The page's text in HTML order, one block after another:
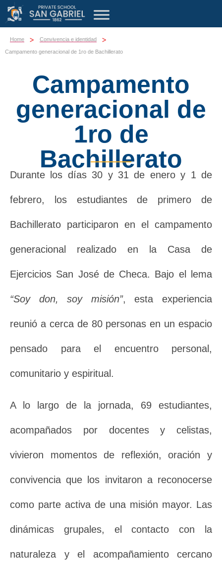
Home > Convivencia e identidad >
Campamento generacional de 1ro de Bachillerato
Campamento
generacional de
1ro de
Bachillerato
Durante los días 30 y 31 de enero y 1 de
febrero, los estudiantes de primero de
Bachillerato participaron en el campamento
generacional realizado en la Casa de
Ejercicios San José de Checa. Bajo el lema
“Soy don, soy misión”, esta experiencia
reunió a cerca de 80 personas en un espacio
pensado para el encuentro personal,
comunitario y espiritual.
A lo largo de la jornada, 69 estudiantes,
acompañados por docentes y celistas,
vivieron momentos de reflexión, oración y
convivencia que los invitaron a reconocerse
como parte activa de una misión mayor. Las
dinámicas grupales, el contacto con la
naturaleza y el acompañamiento cercano